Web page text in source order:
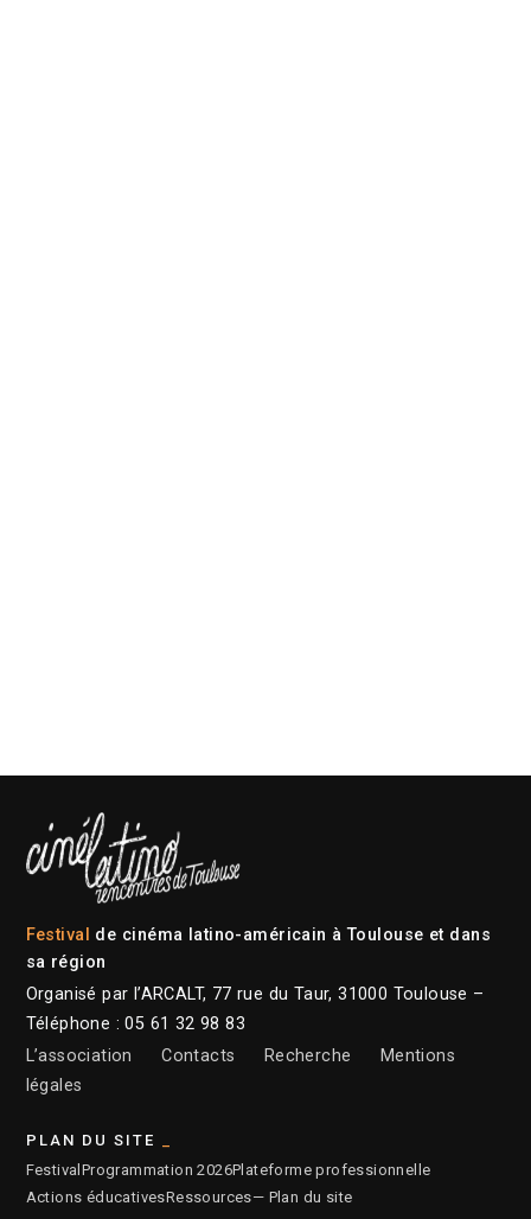
Festival de cinéma latino-américain à Toulouse et dans
sa région
Organisé par l’ARCALT, 77 rue du Taur, 31000 Toulouse –
Téléphone : 05 61 32 98 83
L’association
Contacts Recherche
Mentions
légales
PLAN DU SITE
Festival Programmation 2026Plateforme professionnelle
Actions éducativesRessources— Plan du site